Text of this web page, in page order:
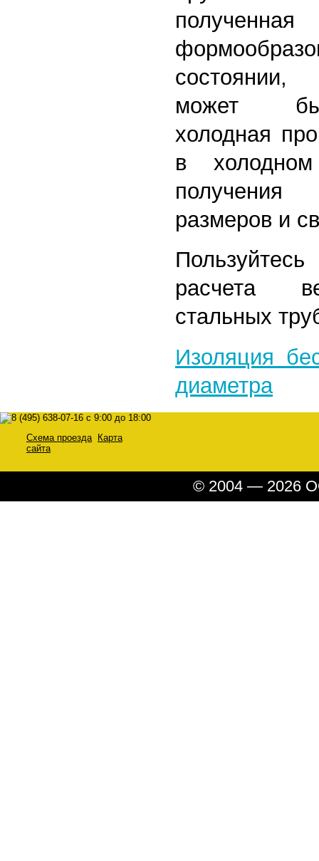
состоянии,
может
холодная
в
размеров и
расчета
стальных
Изоляция
диаметра
Схема проезда
Карта
сайта
© 2004 — 2026